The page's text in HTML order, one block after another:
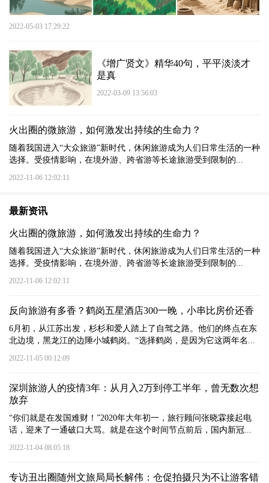
2022-05-03 17:29:22
《增广贤文》精华40句，平平淡淡才
是真
2022-03-09 13:56:03
火出圈的微旅游，如何激发出持续的生命力？
随着我国进入“大众旅游”新时代，休闲旅游成为人们日常生活的一种
选择。受疫情影响，在境外游、跨省游等长途旅游受到限制的...
2022-11-06 12:02:11
最新资讯
火出圈的微旅游，如何激发出持续的生命力？
随着我国进入“大众旅游”新时代，休闲旅游成为人们日常生活的一种
选择。受疫情影响，在境外游、跨省游等长途旅游受到限制的...
2022-11-06 12:02:11
反向旅游有多香？鹤岗五星酒店300一晚，小串比房价还香
6月初，从江苏出发，杉杉和爱人踏上了自驾之路。他们的终点在东
北边境，黑龙江的边陲小城鹤岗。“选择鹤岗，是因为它这两年名...
2022-11-05 00:12:09
深圳旅游人的疫情3年：从月入2万到停工半年，曾无数次想
放弃
“你们就是在发国难财！”2020年大年初一，旅行顾问张晓霖接起电
话，迎来了一通破口大骂。就是在这个时间节点前后，国内新冠...
2022-11-04 08:05:18
专访丑出圈随州文旅局局长解伟：仓促拍摄只为不让游客错